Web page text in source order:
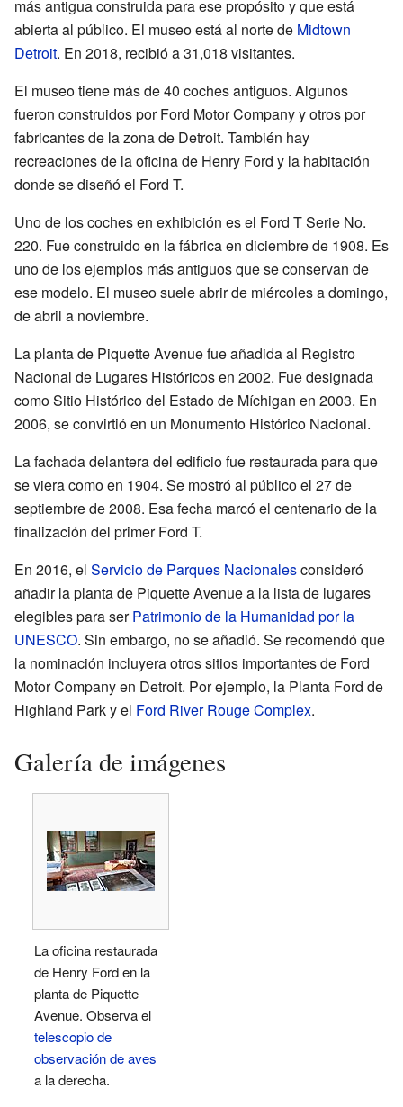
más antigua construida para ese propósito y que está
abierta al público. El museo está al norte de Midtown
Detroit. En 2018, recibió a 31,018 visitantes.
El museo tiene más de 40 coches antiguos. Algunos
fueron construidos por Ford Motor Company y otros por
fabricantes de la zona de Detroit. También hay
recreaciones de la oficina de Henry Ford y la habitación
donde se diseñó el Ford T.
Uno de los coches en exhibición es el Ford T Serie No.
220. Fue construido en la fábrica en diciembre de 1908. Es
uno de los ejemplos más antiguos que se conservan de
ese modelo. El museo suele abrir de miércoles a domingo,
de abril a noviembre.
La planta de Piquette Avenue fue añadida al Registro
Nacional de Lugares Históricos en 2002. Fue designada
como Sitio Histórico del Estado de Míchigan en 2003. En
2006, se convirtió en un Monumento Histórico Nacional.
La fachada delantera del edificio fue restaurada para que
se viera como en 1904. Se mostró al público el 27 de
septiembre de 2008. Esa fecha marcó el centenario de la
finalización del primer Ford T.
En 2016, el Servicio de Parques Nacionalesconsideró
añadir la planta de Piquette Avenue a la lista de lugares
elegibles para serPatrimonio de la Humanidad por la
UNESCO. Sin embargo, no se añadió. Se recomendó que
la nominación incluyera otros sitios importantes de Ford
Motor Company en Detroit. Por ejemplo, la Planta Ford de
Highland Park y el Ford River Rouge Complex.
Galería de imágenes
La oficina restaurada
de Henry Ford en la
planta de Piquette
Avenue. Observa el
telescopio de
observación de aves
a la derecha.